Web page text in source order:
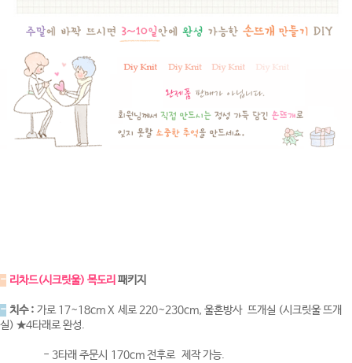
- 리차드(시크릿울) 목도리 패키지
- 치수 : 가로 17~18cm X 세로 220~230cm, 울혼방사 뜨개실 (시크릿울 뜨개
실) ★4타래로 완성.
- 3타래 주문시 170cm 전후로 제작 가능.